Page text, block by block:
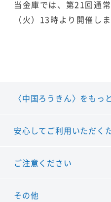
当金庫では、第21回通
（火）13時より開催しま
〈中国ろうきん〉をもっ
安心してご利用いただく
ご注意ください
その他